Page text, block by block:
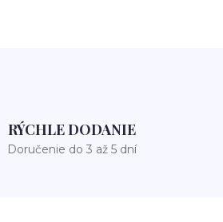
RÝCHLE DODANIE
Doručenie do 3 až 5 dní